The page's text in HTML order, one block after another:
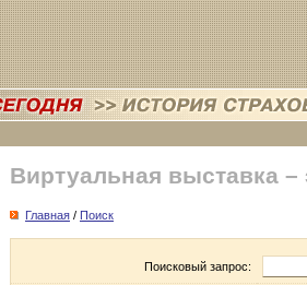
Виртуальная выставка –
Главная / Поиск
Поисковый запрос: